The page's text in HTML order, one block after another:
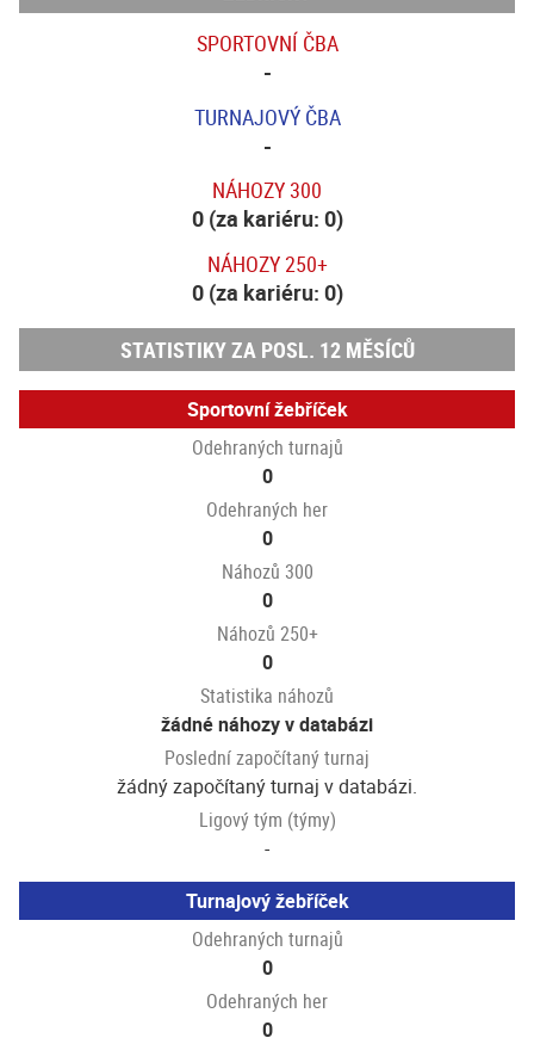
SPORTOVNÍ ČBA
-
TURNAJOVÝ ČBA
-
NÁHOZY 300
0 (za kariéru: 0)
NÁHOZY 250+
0 (za kariéru: 0)
STATISTIKY ZA POSL. 12 MĚSÍCŮ
Sportovní žebříček
Odehraných turnajů
0
Odehraných her
0
Náhozů 300
0
Náhozů 250+
0
Statistika náhozů
žádné náhozy v databázi
Poslední započítaný turnaj
žádný započítaný turnaj v databázi.
Ligový tým (týmy)
-
Turnajový žebříček
Odehraných turnajů
0
Odehraných her
0